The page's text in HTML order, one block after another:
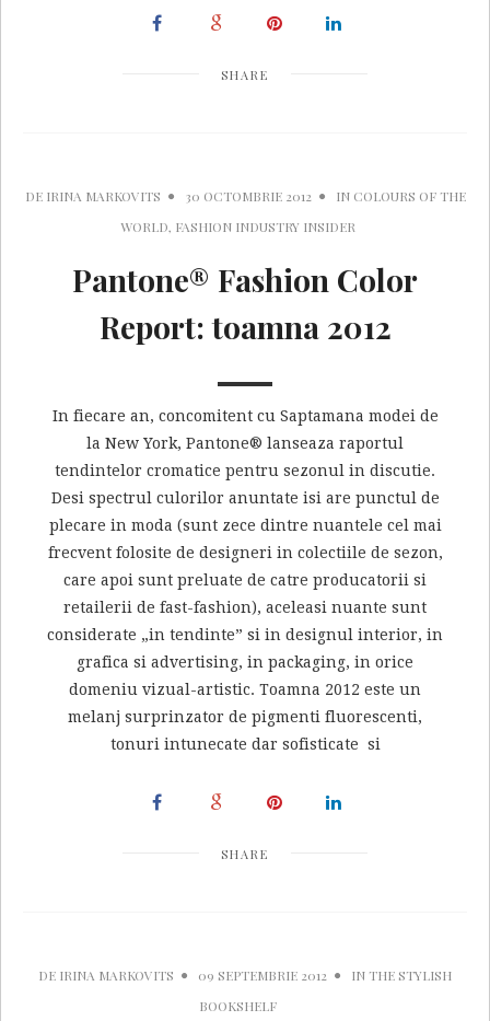
SHARE
DE IRINA MARKOVITS 30 OCTOMBRIE 2012 IN COLOURS OF THE
WORLD, FASHION INDUSTRY INSIDER
Pantone® Fashion Color
Report: toamna 2012
In fiecare an, concomitent cu Saptamana modei de
la New York, Pantone® lanseaza raportul
tendintelor cromatice pentru sezonul in discutie.
Desi spectrul culorilor anuntate isi are punctul de
plecare in moda (sunt zece dintre nuantele cel mai
frecvent folosite de designeri in colectiile de sezon,
care apoi sunt preluate de catre producatorii si
retailerii de fast-fashion), aceleasi nuante sunt
considerate „in tendinte” si in designul interior, in
grafica si advertising, in packaging, in orice
domeniu vizual-artistic. Toamna 2012 este un
melanj surprinzator de pigmenti fluorescenti,
tonuri intunecate dar sofisticate si
SHARE
DE IRINA MARKOVITS 09 SEPTEMBRIE 2012 INTHE STYLISH
BOOKSHELF